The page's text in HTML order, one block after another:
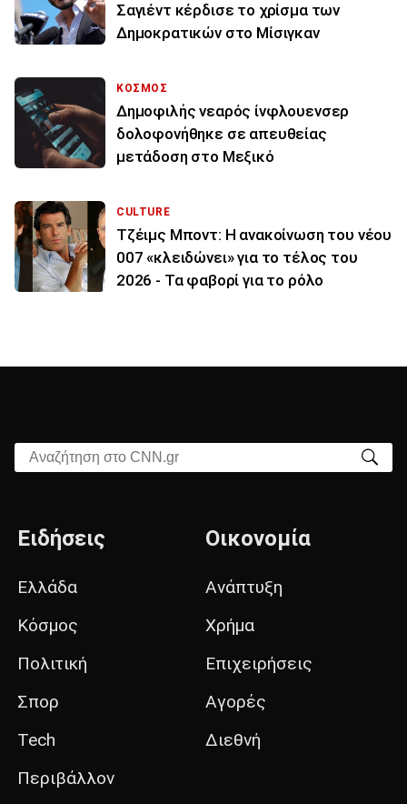
Σαγιέντ κέρδισε το χρίσμα των
Δημοκρατικών στο Μίσιγκαν
ΚΟΣΜΟΣ
Δημοφιλής νεαρός ίνφλουενσερ
δολοφονήθηκε σε απευθείας
μετάδοση στο Μεξικό
CULTURE
Τζέιμς Μποντ: Η ανακοίνωση του νέου
007 «κλειδώνει» για το τέλος του
2026 - Τα φαβορί για το ρόλο
Αναζήτηση στο CNN.gr
Ειδήσεις
Ελλάδα
Κόσμος
Πολιτική
Σπορ
Tech
Περιβάλλον
Οικονομία
Ανάπτυξη
Χρήμα
Επιχειρήσεις
Αγορές
Διεθνή